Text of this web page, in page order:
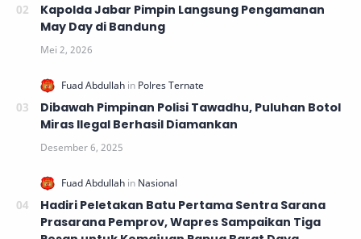
Kapolda Jabar Pimpin Langsung Pengamanan
May Day di Bandung
Dibawah Pimpinan Polisi Tawadhu, Puluhan Botol
Miras Ilegal Berhasil Diamankan
Hadiri Peletakan Batu Pertama Sentra Sarana
Prasarana Pemprov, Wapres Sampaikan Tiga